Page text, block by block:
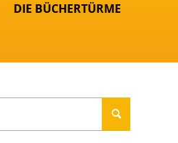
DIE BÜCHERTÜRME